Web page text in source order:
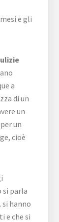
e gli
a
di un
un
un
cioè
si parla
si hanno
e che si